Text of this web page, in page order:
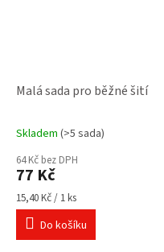
Malá sada pro běžné šití
Průměrné
hodnocení
produktu
je
3,6
z
hvězdiček.
Skladem (>5 sada)
64 Kč bez DPH
77 Kč
Měrná
cena:
15,40 Kč / 1 ks
Do košíku